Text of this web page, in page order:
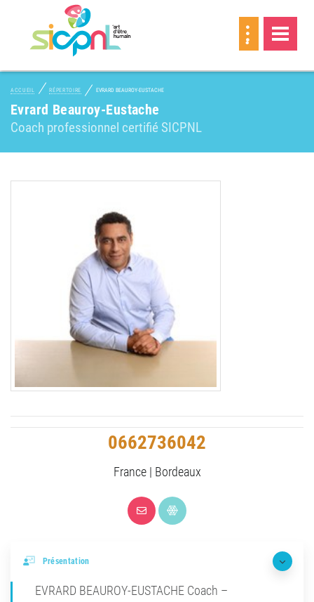
MEMBRE
ACCUEIL RÉPERTOIRE EVRARD BEAUROY-EUSTACHE
Evrard Beauroy-Eustache
Coach professionnel certifié SICPNL
0662736042
France | Bordeaux
Présentation
EVRARD BEAUROY-EUSTACHE Coach –